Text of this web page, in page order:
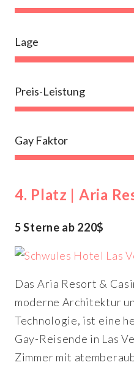
Lage
Preis-Leistung
Gay Faktor
4. Platz | Aria
5 Sterne ab 220$
Das Aria Resort &
moderne Architektur
Technologie, ist eine
Gay-Reisende in Las
Zimmer mit